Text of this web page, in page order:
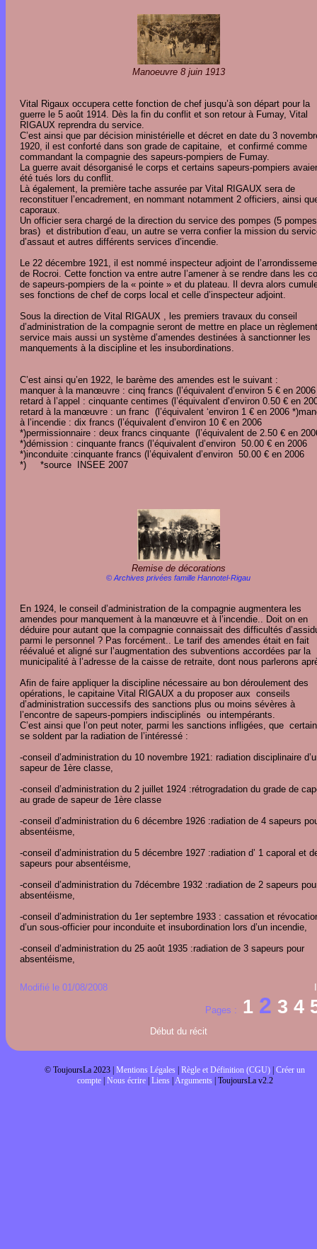
Manoeuvre 8 juin 1913
Vital Rigaux occupera cette fonction de chef jusqu’à son départ pour la
guerre le 5 août 1914. Dès la fin du conflit et son retour à Fumay, Vital
RIGAUX reprendra du service.
C’est ainsi que par décision ministérielle et décret en date du 3
1920, il est conforté dans son grade de capitaine, et confirmé comme
commandant la compagnie des sapeurs-pompiers de Fumay.
La guerre avait désorganisé le corps et certains sapeurs-pompiers
été tués lors du conflit.
Là également, la première tache assurée par Vital RIGAUX sera de
reconstituer l’encadrement, en nommant notamment 2 officiers, ainsi
caporaux.
Un officier sera chargé de la direction du service des pompes (5
bras) et distribution d’eau, un autre se verra confier la mission du
d’assaut et autres différents services d’incendie.
Le 22 décembre 1921, il est nommé inspecteur adjoint de
de Rocroi. Cette fonction va entre autre l’amener à se rendre dans les
de sapeurs-pompiers de la « pointe » et du plateau. Il devra alors
ses fonctions de chef de corps local et celle d’inspecteur adjoint.
Sous la direction de Vital RIGAUX , les premiers travaux du conseil
d’administration de la compagnie seront de mettre en place un
service mais aussi un système d’amendes destinées à sanctionner les
manquements à la discipline et les insubordinations.
C’est ainsi qu’en 1922, le barème des amendes est le suivant :
manquer à la manœuvre : cinq francs (l’équivalent d’environ 5 € en
retard à l’appel : cinquante centimes (l’équivalent d’environ 0.50 € en
retard à la manœuvre : un franc (l’équivalent ‘environ 1 € en 2006
à l’incendie : dix francs (l’équivalent d’environ 10 € en 2006
*)permissionnaire : deux francs cinquante (l’équivalent de 2.50 € en
*)démission : cinquante francs (l’équivalent d’environ 50.00 € en 2006
*)inconduite :cinquante francs (l’équivalent d’environ 50.00 € en 2006
*) *source INSEE 2007
Remise de décorations
© Archives privées famille Hannotel-Rigau
En 1924, le conseil d’administration de la compagnie augmentera les
amendes pour manquement à la manœuvre et à l’incendie.. Doit on en
déduire pour autant que la compagnie connaissait des difficultés
parmi le personnel ? Pas forcément.. Le tarif des amendes était en fait
réévalué et aligné sur l’augmentation des subventions accordées par la
municipalité à l’adresse de la caisse de retraite, dont nous parlerons
Afin de faire appliquer la discipline nécessaire au bon déroulement des
opérations, le capitaine Vital RIGAUX a du proposer aux conseils
d’administration successifs des sanctions plus ou moins sévères à
l’encontre de sapeurs-pompiers indisciplinés ou intempérants.
C’est ainsi que l’on peut noter, parmi les sanctions infligées, que
se soldent par la radiation de l’intéressé :
-conseil d’administration du 10 novembre 1921: radiation disciplinaire
sapeur de 1ère classe,
-conseil d’administration du 2 juillet 1924 :rétrogradation du grade de
au grade de sapeur de 1ère classe
-conseil d’administration du 6 décembre 1926 :radiation de 4 sapeurs
absentéisme,
-conseil d’administration du 5 décembre 1927 :radiation d’ 1 caporal et
sapeurs pour absentéisme,
-conseil d’administration du 7décembre 1932 :radiation de 2 sapeurs
absentéisme,
-conseil d’administration du 1er septembre 1933 : cassation et
d’un sous-officier pour inconduite et insubordination lors d’un incendie,
-conseil d’administration du 25 août 1935 :radiation de 3 sapeurs pour
absentéisme,
Modifié le 01/08/2008
Pages : 1 2 3 4
Début du récit
© ToujoursLa 2023 | Mentions Légales Règle et Définition (CGU) Créer un
compte| Nous écrire| Liens| Arguments| ToujoursLa v2.2